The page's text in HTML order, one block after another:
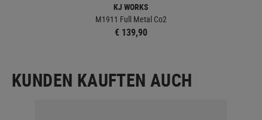
KJ WORKS
M1911 Full Metal Co2
€ 139,90
KUNDEN KAUFTEN AUCH